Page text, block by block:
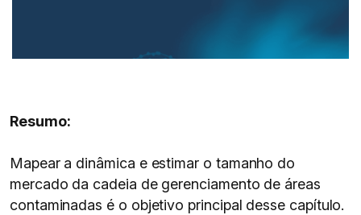
Resumo:
Mapear a dinâmica e estimar o tamanho do
mercado da cadeia de gerenciamento de áreas
contaminadas é o objetivo principal desse capítulo.